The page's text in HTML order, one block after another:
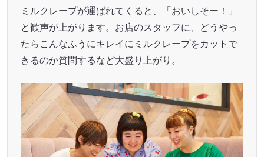
ミルクレープが運ばれてくると、「おいしそー！」
と歓声が上がります。お店のスタッフに、どうやっ
たらこんなふうにキレイにミルクレープをカットで
きるのか質問するなど大盛り上がり。